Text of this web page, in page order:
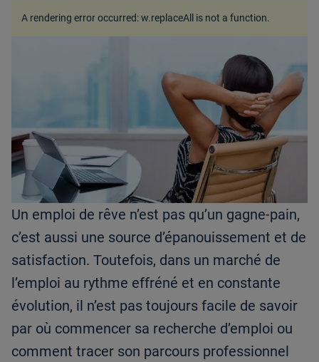
Un emploi de rêve n’est pas qu’un gagne-pain,
c’est aussi une source d’épanouissement et de
satisfaction. Toutefois, dans un marché de
l’emploi au rythme effréné et en constante
évolution, il n’est pas toujours facile de savoir
par où commencer sa recherche d’emploi ou
comment tracer son parcours professionnel
A rendering error occurred:w.replaceAll is not a function.